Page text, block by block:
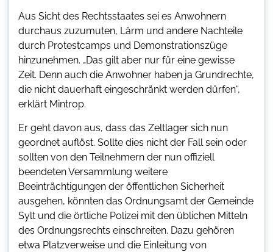
Aus Sicht des Rechtsstaates sei es Anwohnern
durchaus zuzumuten, Lärm und andere Nachteile
durch Protestcamps und Demonstrationszüge
hinzunehmen. „Das gilt aber nur für eine gewisse
Zeit. Denn auch die Anwohner haben ja Grundrechte,
die nicht dauerhaft eingeschränkt werden dürfen“,
erklärt Mintrop.
Er geht davon aus, dass das Zeltlager sich nun
geordnet auflöst. Sollte dies nicht der Fall sein oder
sollten von den Teilnehmern der nun offiziell
beendeten Versammlung weitere
Beeinträchtigungen der öffentlichen Sicherheit
ausgehen, könnten das Ordnungsamt der Gemeinde
Sylt und die örtliche Polizei mit den üblichen Mitteln
des Ordnungsrechts einschreiten. Dazu gehören
etwa Platzverweise und die Einleitung von